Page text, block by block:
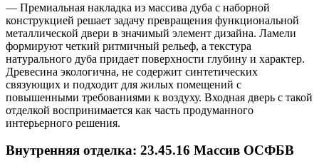
— Премиальная накладка из массива дуба с наборной
конструкцией решает задачу превращения функциональной
металлической двери в значимый элемент дизайна. Ламели
формируют четкий ритмичный рельеф, а текстура
натурального дуба придает поверхности глубину и характер.
Древесина экологична, не содержит синтетических
связующих и подходит для жилых помещений с
повышенными требованиями к воздуху. Входная дверь с такой
отделкой воспринимается как часть продуманного
интерьерного решения.
Внутренняя отделка: 23.45.16 Массив ОСФБВ